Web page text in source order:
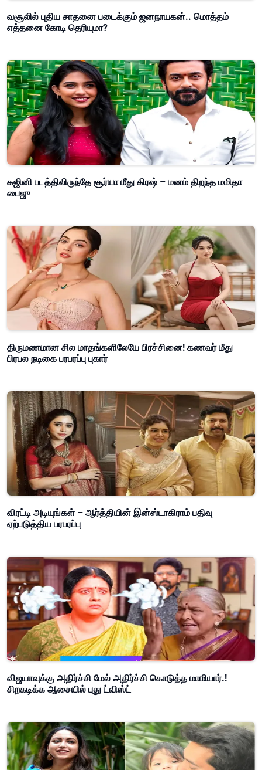
வசூலில் புதிய சாதனை படைக்கும் ஜனநாயகன்.. மொத்தம்
எத்தனை கோடி தெரியுமா?
கஜினி படத்திலிருந்தே சூர்யா மீது கிரஷ் – மனம் திறந்த மமிதா
பைஜு
திருமணமான சில மாதங்களிலேயே பிரச்சினை! கணவர் மீது
பிரபல நடிகை பரபரப்பு புகார்
விரட்டி அடியுங்கள் – ஆர்த்தியின் இன்ஸ்டாகிராம் பதிவு
ஏற்படுத்திய பரபரப்பு
விஜயாவுக்கு அதிர்ச்சி மேல் அதிர்ச்சி கொடுத்த மாமியார்.!
சிறகடிக்க ஆசையில் புது ட்விஸ்ட்